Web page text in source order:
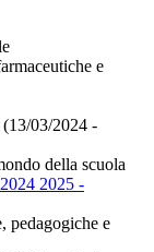
e
03/2024 -
della scuola
2025 -
pedagogiche e